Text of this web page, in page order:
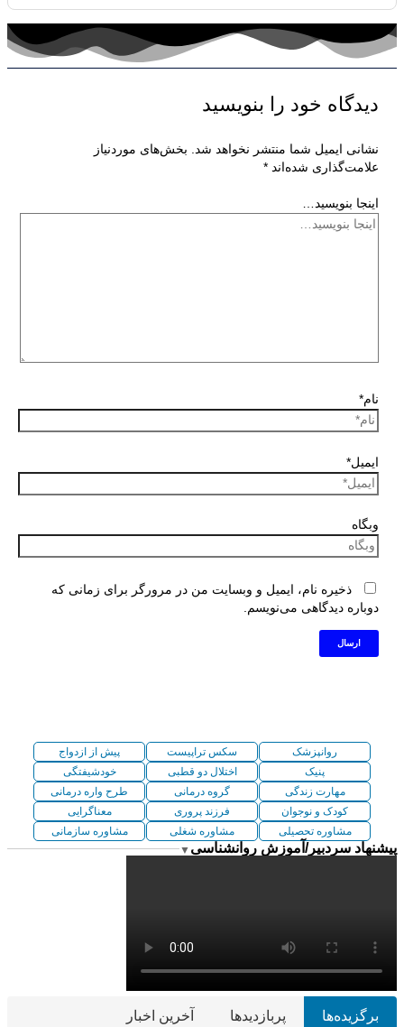
دیدگاه‌ خود را بنویسید
نشانی ایمیل شما منتشر نخواهد شد.
بخش‌های موردنیاز
علامت‌گذاری شده‌اند *
اینجا بنویسید…
نام*
ایمیل*
وبگاه
ذخیره نام، ایمیل و وبسایت من در مرورگر برای زمانی که
دوباره دیدگاهی می‌نویسم.
روانپزشک سکس تراپیست
پیش از ازدواج
پنیک
اختلال دو قطبی
خودشیفتگی
مهارت زندگی
گروه درمانی
طرح واره درمانی
کودک و نوجوان
فرزند پروری
معناگرایی
مشاوره تحصیلی
مشاوره شغلی مشاوره سازمانی
پیشنهاد سردبیر/آموزش روانشناسی ▼
برگزیده‌ها پربازدیدها آخرین اخبار